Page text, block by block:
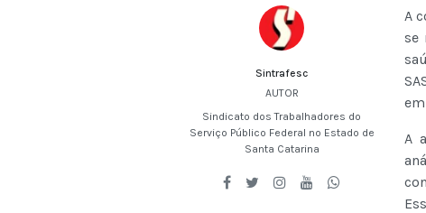
Sintrafesc
AUTOR
Sindicato dos Trabalhadores do
Serviço Público Federal no Estado de
Santa Catarina
A
se
A